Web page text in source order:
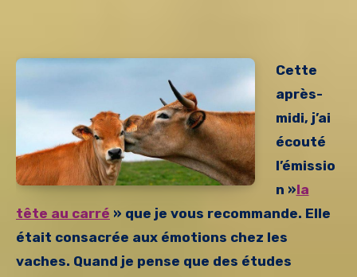
Cette
après-
midi, j’ai
écouté
l’émissio
n »la
tête au carré » que je vous recommande. Elle
était consacrée aux émotions chez les
vaches. Quand je pense que des études